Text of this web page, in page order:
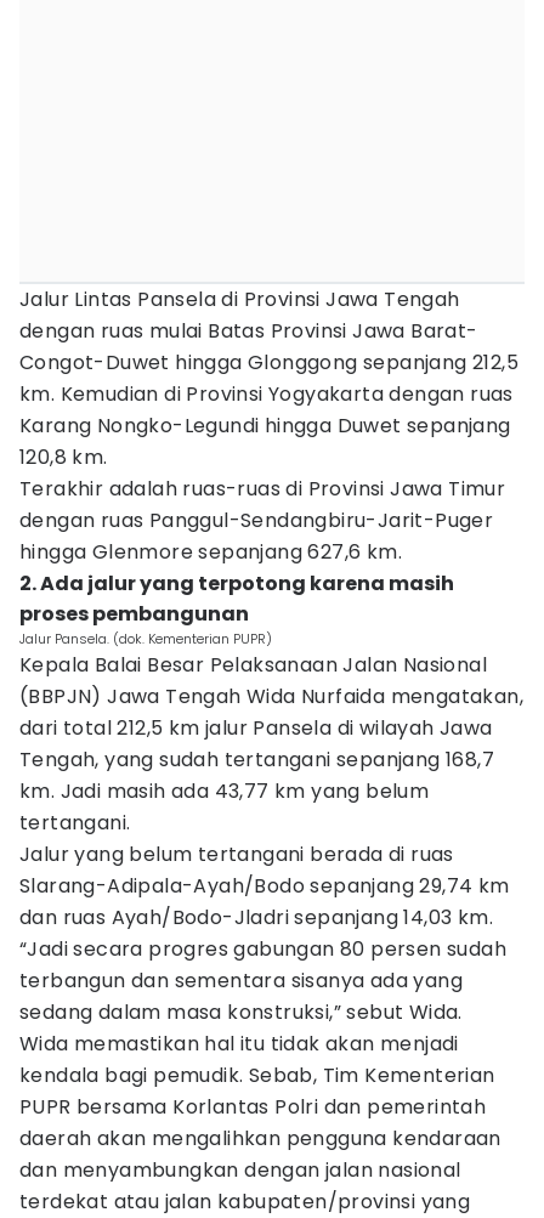
Jalur Lintas Pansela di Provinsi Jawa Tengah
dengan ruas mulai Batas Provinsi Jawa Barat-
Congot-Duwet hingga Glonggong sepanjang 212,5
km. Kemudian di Provinsi Yogyakarta dengan ruas
Karang Nongko-Legundi hingga Duwet sepanjang
120,8 km.
Terakhir adalah ruas-ruas di Provinsi Jawa Timur
dengan ruas Panggul-Sendangbiru-Jarit-Puger
hingga Glenmore sepanjang 627,6 km.
2. Ada jalur yang terpotong karena masih
proses pembangunan
Jalur Pansela. (dok. Kementerian PUPR)
Kepala Balai Besar Pelaksanaan Jalan Nasional
(BBPJN) Jawa Tengah Wida Nurfaida mengatakan,
dari total 212,5 km jalur Pansela di wilayah Jawa
Tengah, yang sudah tertangani sepanjang 168,7
km. Jadi masih ada 43,77 km yang belum
tertangani.
Jalur yang belum tertangani berada di ruas
Slarang-Adipala-Ayah/Bodo sepanjang 29,74 km
dan ruas Ayah/Bodo-Jladri sepanjang 14,03 km.
“Jadi secara progres gabungan 80 persen sudah
terbangun dan sementara sisanya ada yang
sedang dalam masa konstruksi,” sebut Wida.
Wida memastikan hal itu tidak akan menjadi
kendala bagi pemudik. Sebab, Tim Kementerian
PUPR bersama Korlantas Polri dan pemerintah
daerah akan mengalihkan pengguna kendaraan
dan menyambungkan dengan jalan nasional
terdekat atau jalan kabupaten/provinsi yang